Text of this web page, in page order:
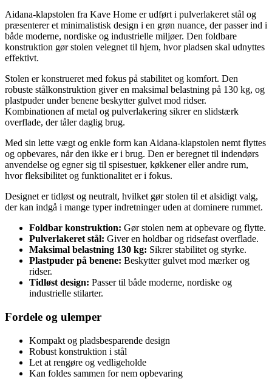
Aidana-klapstolen fra Kave Home er udført i pulverlakeret stål og
præsenterer et minimalistisk design i en grøn nuance, der passer ind i
både moderne, nordiske og industrielle miljøer. Den foldbare
konstruktion gør stolen velegnet til hjem, hvor pladsen skal udnyttes
effektivt.
Stolen er konstrueret med fokus på stabilitet og komfort. Den
robuste stålkonstruktion giver en maksimal belastning på 130 kg, og
plastpuder under benene beskytter gulvet mod ridser.
Kombinationen af metal og pulverlakering sikrer en slidstærk
overflade, der tåler daglig brug.
Med sin lette vægt og enkle form kan Aidana-klapstolen nemt flyttes
og opbevares, når den ikke er i brug. Den er beregnet til indendørs
anvendelse og egner sig til spisestuer, køkkener eller andre rum,
hvor fleksibilitet og funktionalitet er i fokus.
Designet er tidløst og neutralt, hvilket gør stolen til et alsidigt valg,
der kan indgå i mange typer indretninger uden at dominere rummet.
Foldbar konstruktion: Gør stolen nem at opbevare og flytte.
Pulverlakeret stål: Giver en holdbar og ridsefast overflade.
Maksimal belastning 130 kg: Sikrer stabilitet og styrke.
Plastpuder på benene: Beskytter gulvet mod mærker og
ridser.
Tidløst design: Passer til både moderne, nordiske og
industrielle stilarter.
Fordele og ulemper
Kompakt og pladsbesparende design
Robust konstruktion i stål
Let at rengøre og vedligeholde
Kan foldes sammen for nem opbevaring